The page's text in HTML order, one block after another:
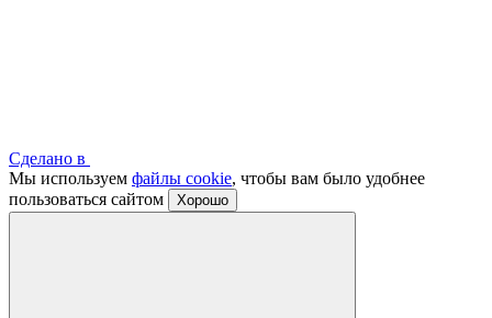
Сделано в
Мы используем файлы cookie, чтобы вам было удобнее
пользоваться сайтом
Хорошо